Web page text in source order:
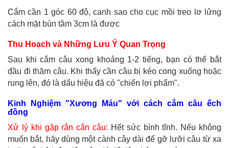
Cắm cần 1 góc 60 độ, canh sao cho cục mồi treo lơ lửng
cách mặt bùn tầm 3cm là được
Thu Hoạch và Những Lưu Ý Quan Trọng
Sau khi cắm câu xong khoảng 1-2 tiếng, bạn có thể bắt
đầu đi thăm câu. Khi thấy cần câu bị kéo cong xuống hoặc
rung lên, đó là dấu hiệu đã có "chiến lợi phẩm".
Kinh Nghiệm "Xương Máu" với cách cắm câu ếch
đồng
Xử lý khi gặp rắn cắn câu: Hết sức bình tĩnh. Nếu không
muốn bắt, hãy dùng một cành cây dài để gỡ lưỡi câu từ xa